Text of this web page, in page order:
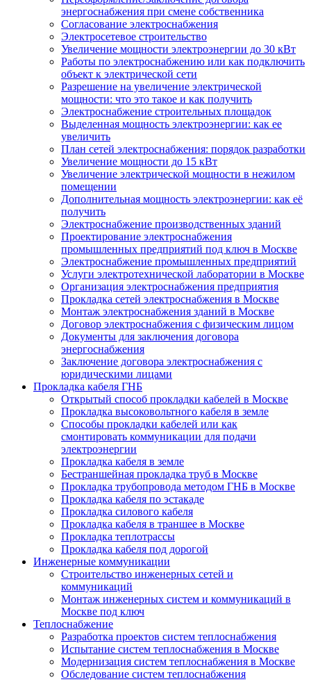
энергоснабжения при смене собственника
Согласование электроснабжения
Электросетевое строительство
Увеличение мощности электроэнергии до 30 кВт
Работы по электроснабжению или как подключить
объект к электрической сети
Разрешение на увеличение электрической
мощности: что это такое и как получить
Электроснабжение строительных площадок
Выделенная мощность электроэнергии: как ее
увеличить
План сетей электроснабжения: порядок разработки
Увеличение мощности до 15 кВт
Увеличение электрической мощности в нежилом
помещении
Дополнительная мощность электроэнергии: как её
получить
Электроснабжение производственных зданий
Проектирование электроснабжения
промышленных предприятий под ключ в Москве
Электроснабжение промышленных предприятий
Услуги электротехнической лаборатории в Москве
Организация электроснабжения предприятия
Прокладка сетей электроснабжения в Москве
Монтаж электроснабжения зданий в Москве
Договор электроснабжения с физическим лицом
Документы для заключения договора
энергоснабжения
Заключение договора электроснабжения с
юридическими лицами
Прокладка кабеля ГНБ
Открытый способ прокладки кабелей в Москве
Прокладка высоковольтного кабеля в земле
Способы прокладки кабелей или как
смонтировать коммуникации для подачи
электроэнергии
Прокладка кабеля в земле
Бестраншейная прокладка труб в Москве
Прокладка трубопровода методом ГНБ в Москве
Прокладка кабеля по эстакаде
Прокладка силового кабеля
Прокладка кабеля в траншее в Москве
Прокладка теплотрассы
Прокладка кабеля под дорогой
Инженерные коммуникации
Строительство инженерных сетей и
коммуникаций
Монтаж инженерных систем и коммуникаций в
Москве под ключ
Теплоснабжение
Разработка проектов систем теплоснабжения
Испытание систем теплоснабжения в Москве
Модернизация систем теплоснабжения в Москве
Обследование систем теплоснабжения